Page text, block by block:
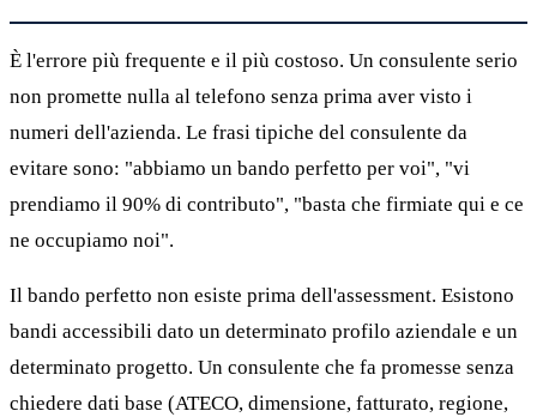
È l'errore più frequente e il più costoso. Un consulente serio
non promette nulla al telefono senza prima aver visto i
numeri dell'azienda. Le frasi tipiche del consulente da
evitare sono: "abbiamo un bando perfetto per voi", "vi
prendiamo il 90% di contributo", "basta che firmiate qui e ce
ne occupiamo noi".
Il bando perfetto non esiste prima dell'assessment. Esistono
bandi accessibili dato un determinato profilo aziendale e un
determinato progetto. Un consulente che fa promesse senza
chiedere dati base (ATECO, dimensione, fatturato, regione,